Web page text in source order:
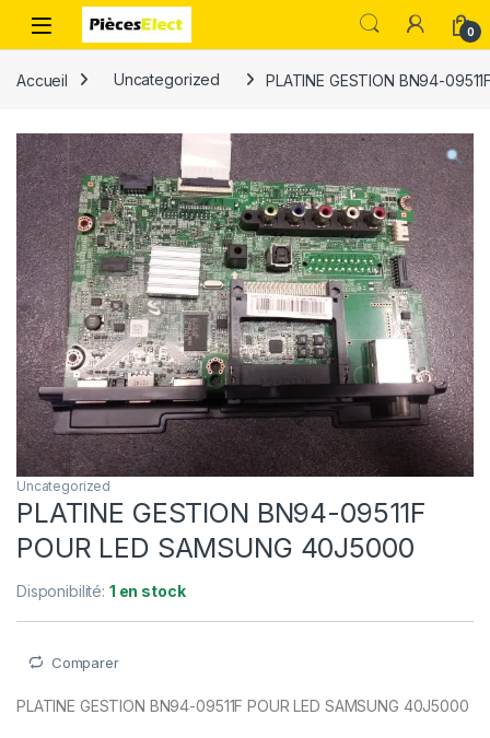
0
Accueil Uncategorized PLATINE GESTION BN94-
Uncategorized
PLATINE GESTION BN94-09511F
POUR LED SAMSUNG 40J5000
Disponibilité: 1 en stock
Comparer
PLATINE GESTION BN94-09511F POUR LED SAMSUNG 40J5000